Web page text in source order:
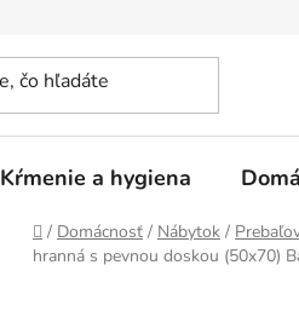
Kŕmenie a hygiena
Domov
/ Domácnosť / Nábytok /
hranná s pevnou doskou (50x70)